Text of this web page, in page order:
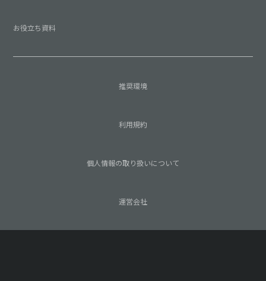
お役立ち資料
推奨環境
利用規約
個人情報の取り扱いについて
運営会社